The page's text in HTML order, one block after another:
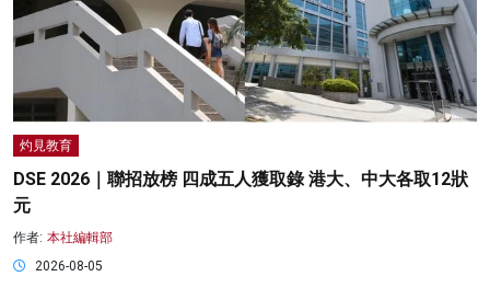
灼見教育
DSE 2026｜聯招放榜 四成五人獲取錄 港大、中大各取12狀
元
作者: 本社編輯部
2026-08-05